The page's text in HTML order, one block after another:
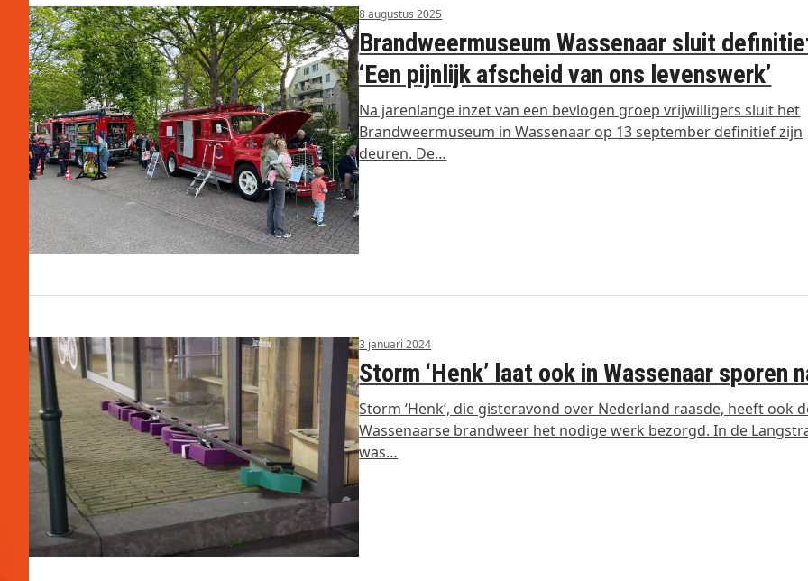
8 augustus 2025
Brandweermuseum Wassenaar sluit
‘Een pijnlijk afscheid van ons levenswerk’
Na jarenlange inzet van een bevlogen groep vrijwilligers sluit het
Brandweermuseum in Wassenaar op 13 september definitief zijn
deuren. De…
3 januari 2024
Storm ‘Henk’ laat ook in Wassenaar sporen
Storm ‘Henk’, die gisteravond over Nederland raasde, heeft ook
Wassenaarse brandweer het nodige werk bezorgd. In de
was…